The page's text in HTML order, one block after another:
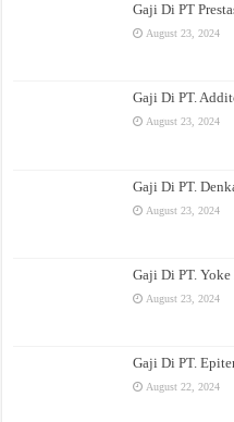
Gaji Di PT
August 23, 2024
Gaji Di PT.
August 23, 2024
Gaji Di PT.
August 23, 2024
Gaji Di PT.
August 23, 2024
Gaji Di PT.
August 22, 2024